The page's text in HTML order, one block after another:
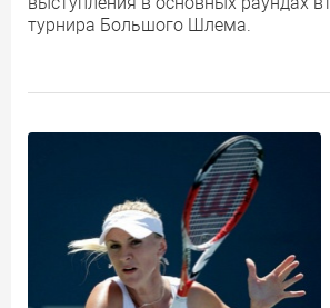
турнира Большого Шлема.